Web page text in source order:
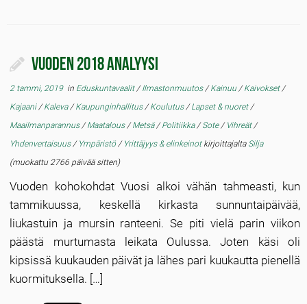
Vuoden 2018 analyysi
2 tammi, 2019in Eduskuntavaalit/Ilmastonmuutos/Kainuu/Kaivokset/
Kajaani/Kaleva/Kaupunginhallitus/Koulutus/Lapset & nuoret/
Maailmanparannus/Maatalous/Metsä/Politiikka/Sote/ Vihreät/
Yhdenvertaisuus/ Ympäristö/ Yrittäjyys & elinkeinot kirjoittajalta Silja
(muokattu 2766 päivää sitten)
Vuoden kohokohdat Vuosi alkoi vähän tahmeasti, kun
tammikuussa, keskellä kirkasta sunnuntaipäivää,
liukastuin ja mursin ranteeni. Se piti vielä parin viikon
päästä murtumasta leikata Oulussa. Joten käsi oli
kipsissä kuukauden päivät ja lähes pari kuukautta pienellä
kuormituksella. […]